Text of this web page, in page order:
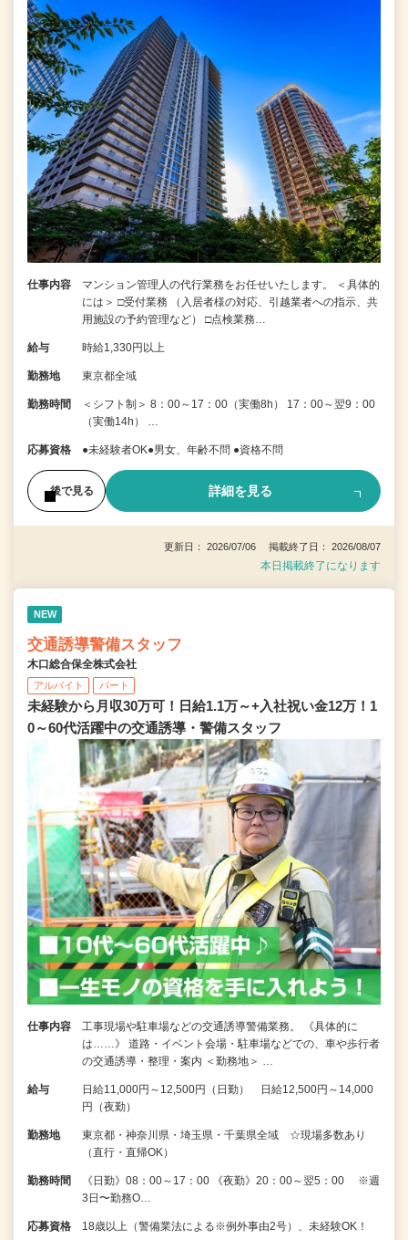
仕事内容
マンション管理人の代行業務をお任せいたします。 ＜具体的
には＞ □受付業務 （入居者様の対応、引越業者への指示、共
用施設の予約管理など） □点検業務…
給与 時給1,330円以上
勤務地 東京都全域
勤務時間
＜シフト制＞ 8：00～17：00（実働8h） 17：00～翌9：00
（実働14h） …
応募資格 ●未経験者OK●男女、年齢不問 ●資格不問
後で見る 詳細を見る
更新日： 2026/07/06 掲載終了日： 2026/08/07
本日掲載終了になります
NEW
交通誘導警備スタッフ
木口総合保全株式会社
アルバイト パート
未経験から月収30万可！日給1.1万～+入社祝い金12万！1
0～60代活躍中の交通誘導・警備スタッフ
仕事内容
工事現場や駐車場などの交通誘導警備業務。 《具体的に
は……》 道路・イベント会場・駐車場などでの、車や歩行者
の交通誘導・整理・案内 ＜勤務地＞ …
給与
日給11,000円～12,500円（日勤） 日給12,500円～14,000
円（夜勤）
勤務地
東京都・神奈川県・埼玉県・千葉県全域 ☆現場多数あり
（直行・直帰OK）
勤務時間
《日勤》08：00～17：00 《夜勤》20：00～翌5：00 ※週
3日〜勤務O…
応募資格 18歳以上（警備業法による※例外事由2号）、未経験OK！